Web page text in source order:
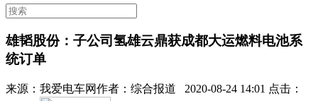
雄韬股份：子公司氢雄云鼎获成都大运燃料电池系
统订单
来源： 我爱电车网作者： 综合报道 2020-08-24 14:01 点击：